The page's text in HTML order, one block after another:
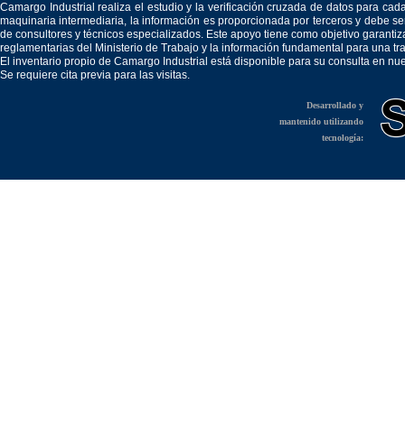
Camargo Industrial realiza el estudio y la verificación cruzada de datos para
maquinaria intermediaria, la información es proporcionada por terceros y debe
de consultores y técnicos especializados. Este apoyo tiene como objetivo
reglamentarias del Ministerio de Trabajo y la información fundamental para una
El inventario propio de Camargo Industrial está disponible para su consulta en
Se requiere cita previa para las visitas.
Desarrollado y
mantenido utilizando
tecnología: